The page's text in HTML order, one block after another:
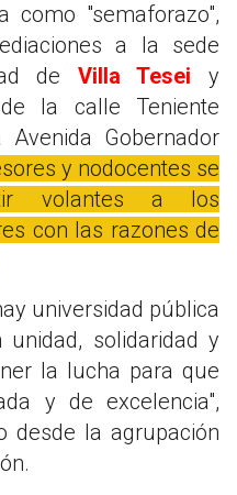
como "semaforazo",
a la sede
de Villa Tesei y
la calle Teniente
Gobernador
y nodocentes se
volantes a los
con las razones de
universidad pública
solidaridad y
la lucha para que
y de excelencia",
desde la agrupación